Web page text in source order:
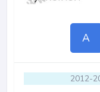
A
2012-